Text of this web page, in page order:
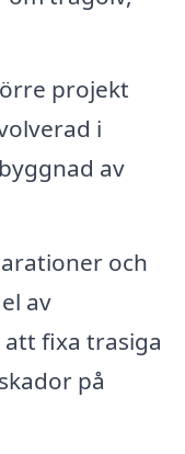
projekt
i
av
och
av
fixa trasiga
på